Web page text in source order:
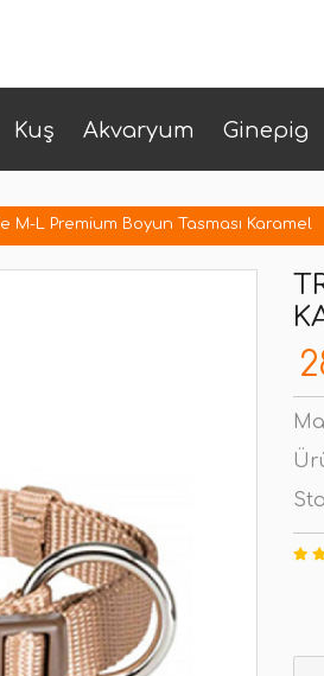
Kuş Akvaryum Ginepig
M-L Premium Boyun Tasması Karamel